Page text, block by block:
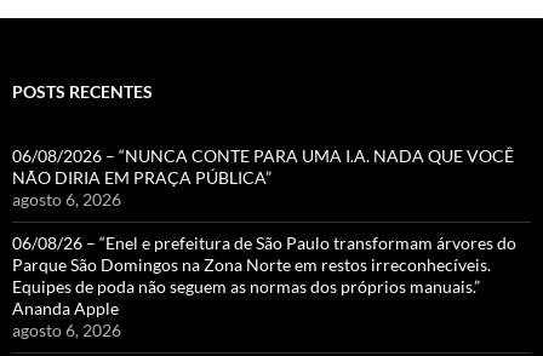
POSTS RECENTES
06/08/2026 – “NUNCA CONTE PARA UMA I.A. NADA QUE VOCÊ
NÃO DIRIA EM PRAÇA PÚBLICA”
agosto 6, 2026
06/08/26 – “Enel e prefeitura de São Paulo transformam árvores do
Parque São Domingos na Zona Norte em restos irreconhecíveis.
Equipes de poda não seguem as normas dos próprios manuais.”
Ananda Apple
agosto 6, 2026